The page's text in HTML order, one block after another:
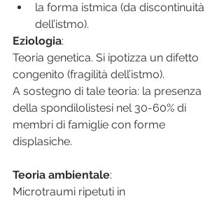
la forma istmica (da discontinuità
dell’istmo).
Eziologia:
Teoria genetica. Si ipotizza un difetto
congenito (fragilità dell’istmo).
A sostegno di tale teoria: la presenza
della spondilolistesi nel 30-60% di
membri di famiglie con forme
displasiche.
Teoria ambientale:
Microtraumi ripetuti in